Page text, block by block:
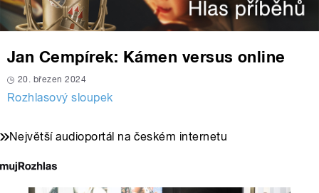
Jan Cempírek: Kámen versus online
20. březen 2024
Rozhlasový sloupek
Největší audioportál na českém internetu